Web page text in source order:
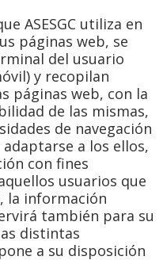
ASESGC utiliza en
páginas web, se
del usuario
y recopilan
páginas web, con la
de las mismas,
de navegación
a los ellos,
con fines
usuarios que
la información
también para su
distintas
a su disposición